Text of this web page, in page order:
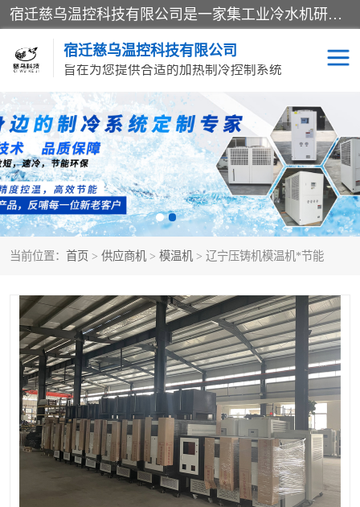
宿迁慈乌温控科技有限公司是一家集工业冷水机研发、制造、营销、服务于一体的技术生产型企业，经营范围包括：冷水机、螺杆式冷水机组、工业冷水机、水冷式冷水机、风冷式冷水机组、风冷螺杆式冷冻机组、冷冻机、注塑专用冷水机、混泥土专用冷水机、低温防爆冷水机组等。专业温控设备供应商 模温机/冷水机/导热油炉定制服务等
宿迁慈乌温控科技有限公司
旨在为您提供合适的加热制冷控制系统
当前位置： 首页 > 供应商机 > 模温机 > 辽宁压铸机模温机*节能
冷水机 模温机
导热油加热器